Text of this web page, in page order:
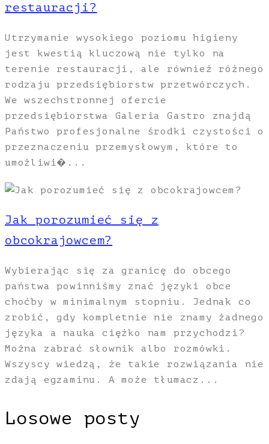
restauracji?
Utrzymanie wysokiego poziomu higieny
jest kwestią kluczową nie tylko na
terenie restauracji, ale również różnego
rodzaju przedsiębiorstw przetwórczych.
We wszechstronnej ofercie
przedsiębiorstwa Galeria Gastro znajdą
Państwo profesjonalne środki czystości o
przeznaczeniu przemysłowym, które to
umożliwi�...
Jak porozumieć się z
obcokrajowcem?
Wybierając się za granicę do obcego
państwa powinniśmy znać języki obce
choćby w minimalnym stopniu. Jednak co
zrobić, gdy kompletnie nie znamy żadnego
języka a nauka ciężko nam przychodzi?
Można zabrać słownik albo rozmówki.
Wszyscy wiedzą, że takie rozwiązania nie
zdają egzaminu. A może tłumacz...
Losowe posty